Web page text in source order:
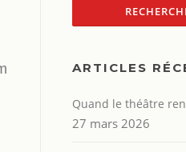
ARTICLES
Quand le théâtre
27 mars 2026